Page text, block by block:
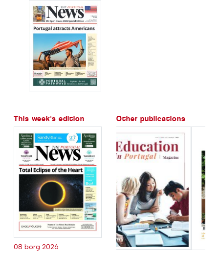
This week's edition
08 borg 2026
Other publications